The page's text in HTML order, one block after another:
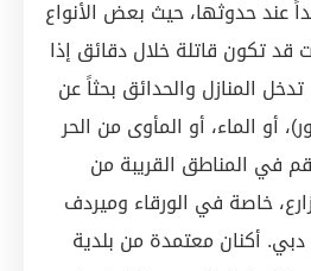
عند حدوثها، حيث بعض الأنواع
قد تكون قاتلة خلال دقائق إذا
تدخل المنازل والحدائق بحثاً عن
أو الماء، أو المأوى من الحر
في المناطق القريبة من
خاصة في الورقاء وميردف
أكنان معتمدة من بلدية